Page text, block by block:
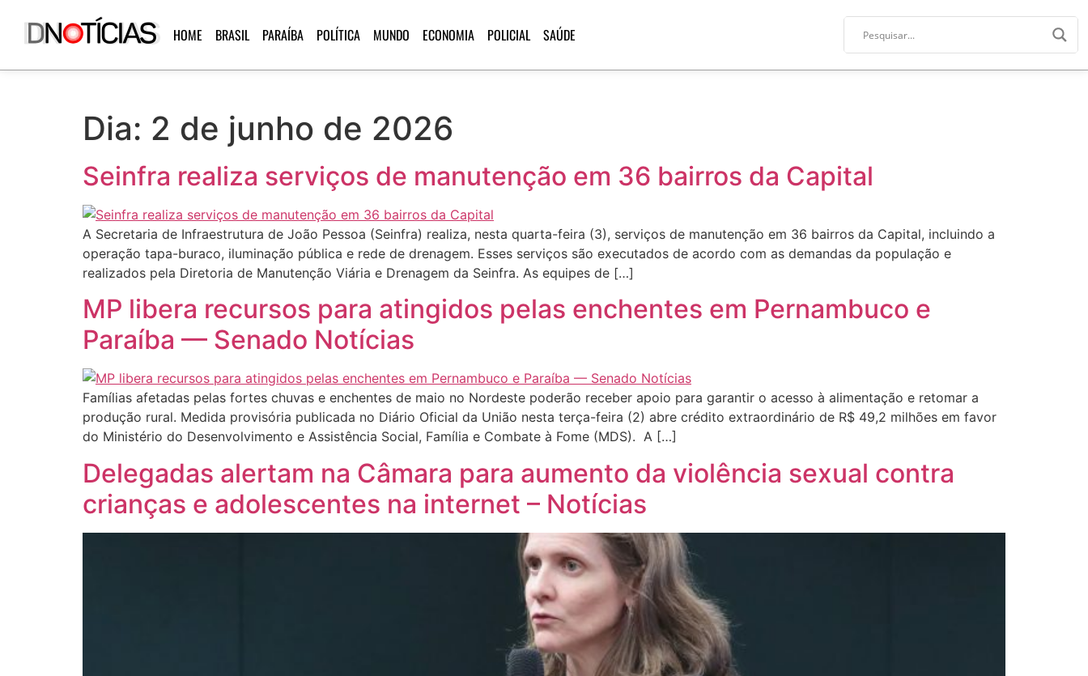
HOME BRASIL PARAÍBA POLÍTICA MUNDO ECONOMIA POLICIAL SAÚDE
Dia: 2 de junho de 2026
Seinfra realiza serviços de manutenção em 36 bairros da Capital
A Secretaria de Infraestrutura de João Pessoa (Seinfra) realiza, nesta quarta-feira (3), serviços de manutenção em 36 bairros da Capital, incluindo a
operação tapa-buraco, iluminação pública e rede de drenagem. Esses serviços são executados de acordo com as demandas da população e
realizados pela Diretoria de Manutenção Viária e Drenagem da Seinfra. As equipes de […]
MP libera recursos para atingidos pelas enchentes em Pernambuco e
Paraíba — Senado Notícias
Famílias afetadas pelas fortes chuvas e enchentes de maio no Nordeste poderão receber apoio para garantir o acesso à alimentação e retomar a
produção rural. Medida provisória publicada no Diário Oficial da União nesta terça-feira (2) abre crédito extraordinário de R$ 49,2 milhões em favor
do Ministério do Desenvolvimento e Assistência Social, Família e Combate à Fome (MDS). A […]
Delegadas alertam na Câmara para aumento da violência sexual contra
crianças e adolescentes na internet – Notícias